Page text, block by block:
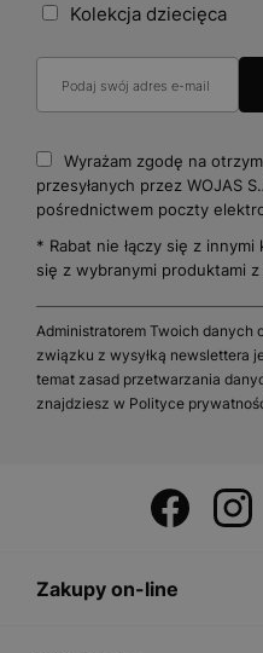
Kolekcja dziecięca
Wyrażam zgodę na
przesyłanych przez WOJAS
pośrednictwem poczty
* Rabat nie łączy się z
się z wybranymi produktami
Administratorem Twoich
związku z wysyłką newslettera
temat zasad przetwarzania
znajdziesz w Polityce
Zakupy on-line